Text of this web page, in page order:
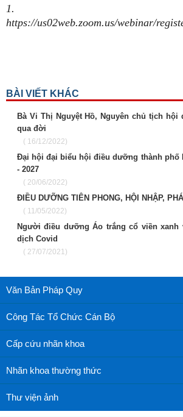
1.
https://us02web.zoom.us/webinar/
BÀI VIẾT KHÁC
Bà Vi Thị Nguyệt Hồ, Nguyên chủ tịch hội
qua đời
( 16/12/2022)
Đại hội đại biểu hội điều dưỡng thành phố
- 2027
( 20/06/2022)
ĐIỀU DƯỠNG TIÊN PHONG, HỘI NHẬP,
( 11/05/2022)
Người điều dưỡng Áo trắng cổ viền xanh
dịch Covid
( 27/07/2021)
Văn Bản Pháp Quy
Công Tác Tổ Chức Cán Bộ
Cấp cứu nhãn khoa
Nhãn khoa thường thức
Thư viện ảnh